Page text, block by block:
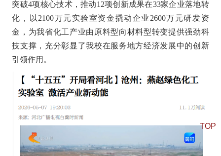
突破4项核心技术，推动12项创新成果在33家企业落地转
化，以2100万元实验室资金撬动企业2600万元研发资
金，为我省化工产业由原料型向材料型转变提供强劲科
技支撑，充分彰显了我校在服务地方经济发展中的创新
引领作用。
TOP